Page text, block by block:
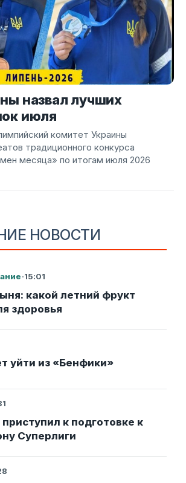
НОВОСТИ
·15:01
какой летний фрукт
здоровья
уйти из «Бенфики»
к подготовке к
Суперлиги
назвал лучших
июля
комитет Украины
традиционного конкурса
месяца» по итогам июля 2026